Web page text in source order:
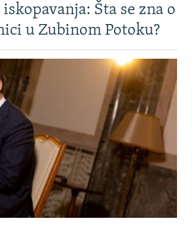
Šta se zna o
u Zubinom Potoku?